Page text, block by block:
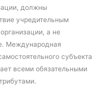
должны
учредительным
а не
Международная
субъекта
всеми обязательными